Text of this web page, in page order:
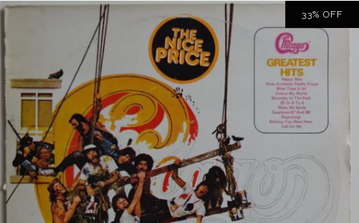
33% OFF